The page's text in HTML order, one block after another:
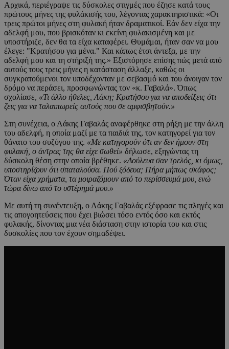
Αρχικά, περιέγραψε τις δύσκολες στιγμές που έζησε κατά τους
πρώτους μήνες της φυλάκισής του, λέγοντας χαρακτηριστικά: «Οι
τρεις πρώτοι μήνες στη φυλακή ήταν δραματικοί. Εάν δεν είχα την
αδελφή μου, που βρισκόταν κι εκείνη φυλακισμένη και με
υποστήριζε, δεν θα τα είχα καταφέρει. Θυμάμαι, ήταν σαν να μου
έλεγε: "Κρατήσου για μένα." Και κάπως έτσι άντεξα, με την
αδελφή μου και τη στήριξή της.» Εξιστόρησε επίσης πώς μετά από
αυτούς τους τρεις μήνες η κατάσταση άλλαξε, καθώς οι
συγκρατούμενοι τον υποδέχονταν με σεβασμό και του άνοιγαν τον
δρόμο να περάσει, προσφωνώντας τον «κ. Γαβαλά». Όπως
σχολίασε, «Τι άλλο ήθελες, Λάκη; Κρατήσου για να αποδείξεις ότι
ζεις για να ταλαιπωρείς αυτούς που σε αμφισβητούν.»
Στη συνέχεια, ο Λάκης Γαβαλάς αναφέρθηκε στη ρήξη με την άλλη
του αδελφή, η οποία μαζί με τα παιδιά της, τον κατηγορεί για τον
θάνατο του συζύγου της. «Με κατηγορούν ότι αν δεν ήμουν στη
φυλακή, ο άντρας της θα είχε σωθεί» δήλωσε, εξηγώντας τη
δύσκολη θέση στην οποία βρέθηκε. «Δούλευα σαν τρελός, κι όμως,
υποστηρίζουν ότι σπαταλούσα. Πού ξόδευα; Πήρα μήπως σκάφος;
Όταν είχα χρήματα, τα μοιραζόμουν από το περίσσευμά μου, ενώ
τώρα δίνω από το υστέρημά μου.»
Με αυτή τη συνέντευξη, ο Λάκης Γαβαλάς εξέφρασε τις πληγές και
τις απογοητεύσεις που έχει βιώσει τόσο εντός όσο και εκτός
φυλακής, δίνοντας μια νέα διάσταση στην ιστορία του και στις
δυσκολίες που τον έχουν σημαδέψει.